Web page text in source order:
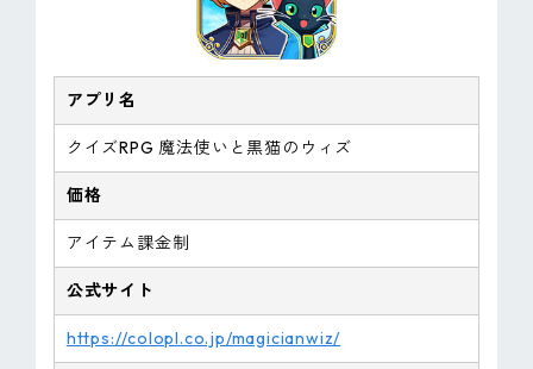
アプリ名
クイズRPG 魔法使いと黒猫のウィズ
価格
アイテム課金制
公式サイト
https://colopl.co.jp/magicianwiz/